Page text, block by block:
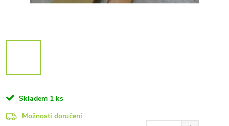
Skladem 1 ks
Možnosti doručení